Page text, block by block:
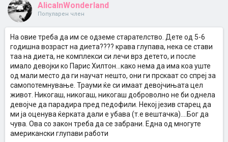
AlicaInWonderland
Популарен член
На овие треба да им се одземе старателство. Дете од 5-6
годишна возраст на диета???? крава глупава, нека се стави
таа на диета, не комплекси си лечи врз детето, и после
имало девојки ко Парис Хилтон...како нема да има коа уште
од мали место да ги научат нешто, они ги прскаат со спреј за
самопотемнување. Трауми ќе си имаат девојчињата цел
живот. Никогаш, никогаш, никогаш доброволно не би однела
девојче да парадира пред педофили. Некој језив старец да
ми ја оценува ќерката дали е убава (т.е вештачка)....Бог да
чува. Ова со закон треба да се забрани. Една од многуте
американски глупави работи